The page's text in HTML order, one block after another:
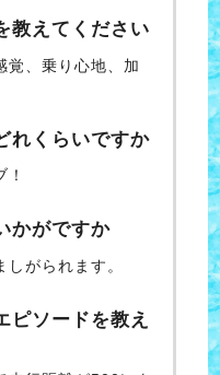
教えてください
覚、乗り心地、加
れくらいですか
かがですか
がられます。
ピソードを教え